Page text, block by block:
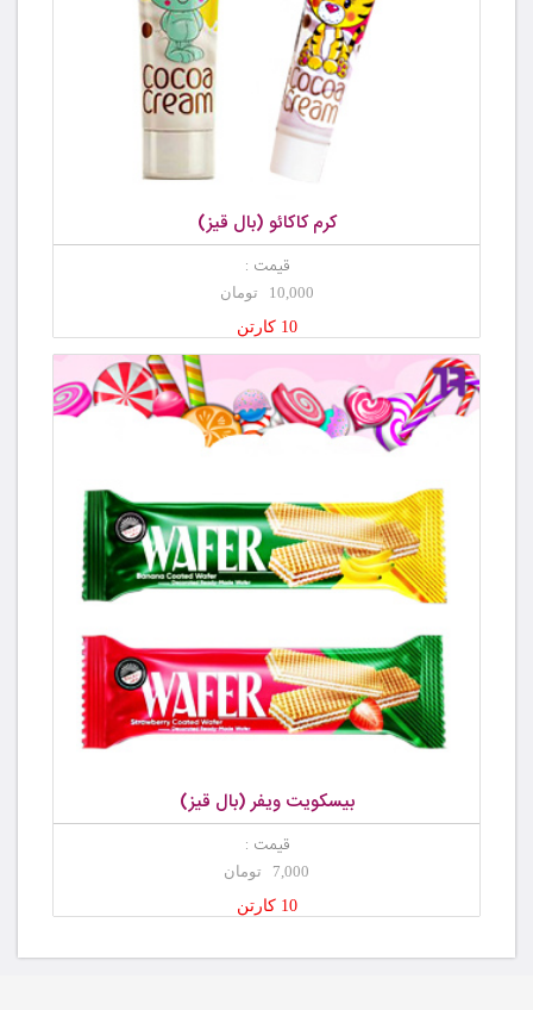
کرم کاکائو (بال قیز)
قیمت :
10,000 تومان
10 کارتن
بیسکویت ویفر (بال قیز)
قیمت :
7,000 تومان
10 کارتن